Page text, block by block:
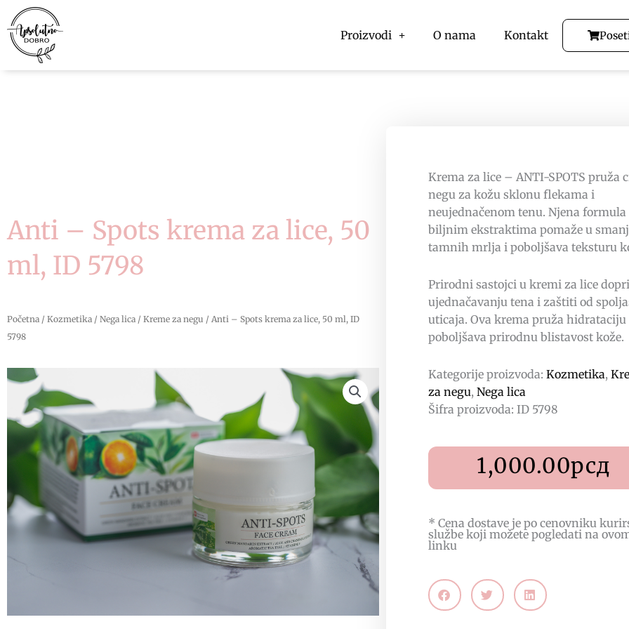
Pređi
na
sadržaj
Proizvodi O nama Kontakt
Anti – Spots krema za lice, 50
ml, ID 5798
Početna / Kozmetika / Nega lica / Kreme za negu / Anti – Spots krema za lice, 50 ml, ID
5798
Krema za lice – ANTI-SPOTS pruža
negu za kožu sklonu flekama i
neujednačenom tenu. Njena formula
biljnim ekstraktima pomaže u
tamnih mrlja i poboljšava teksturu
Prirodni sastojci u kremi za lice
ujednačavanju tena i zaštiti od
uticaja. Ova krema pruža hidrataciju
poboljšava prirodnu blistavost kože.
Kategorije proizvoda: Kozmetika,
za negu, Nega lica
Šifra proizvoda: ID 5798
1,000.00рсд
* Cena dostave je po cenovniku
službe koji možete pogledati na
linku